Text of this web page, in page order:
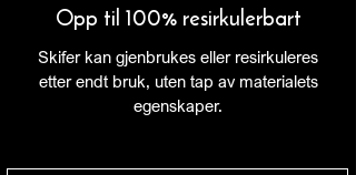
Opp til 100% resirkulerbart
Skifer kan gjenbrukes eller resirkuleres
etter endt bruk, uten tap av materialets
egenskaper.